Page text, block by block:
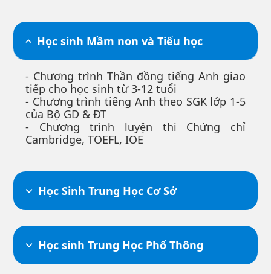
Học sinh Mầm non và Tiểu học
- Chương trình Thần đồng tiếng Anh giao
tiếp cho học sinh từ 3-12 tuổi
- Chương trình tiếng Anh theo SGK lớp 1-5
của Bộ GD & ĐT
- Chương trình luyện thi Chứng chỉ
Cambridge, TOEFL, IOE
Học Sinh Trung Học Cơ Sở
Học sinh Trung Học Phổ Thông